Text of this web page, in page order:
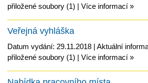
přiložené soubory (1) | Více informací »
Veřejná vyhláška
Datum vydání: 29.11.2018 | Aktuální
přiložené soubory (1) | Více informací »